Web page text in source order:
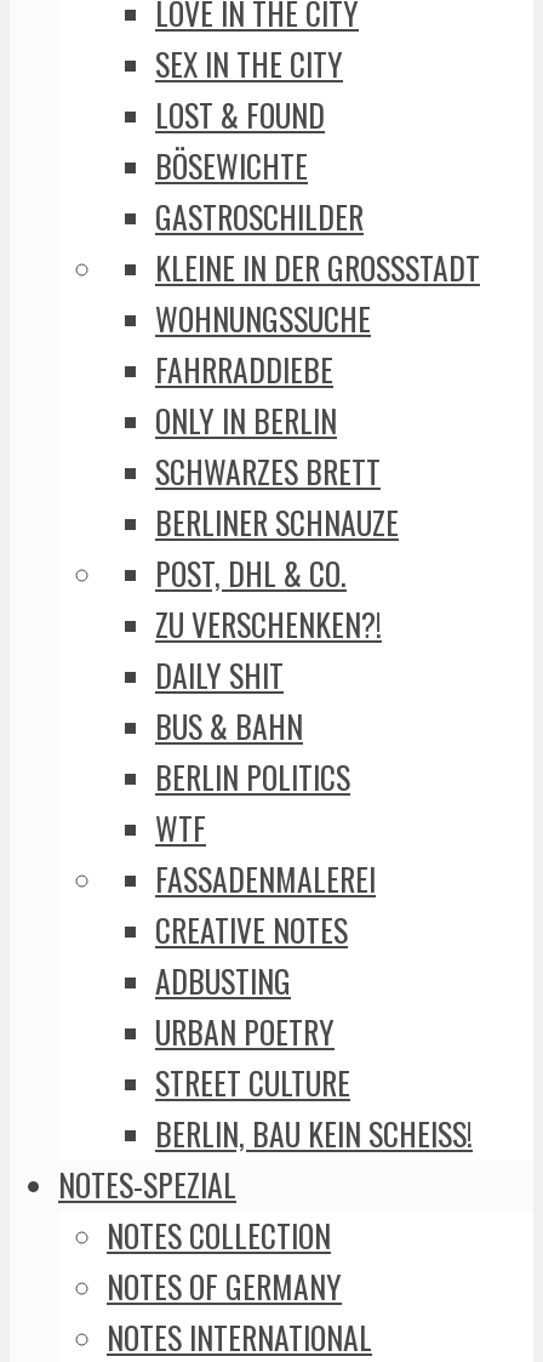
LOVE IN THE CITY
SEX IN THE CITY
LOST & FOUND
BÖSEWICHTE
GASTROSCHILDER
KLEINE IN DER GROSSSTADT
WOHNUNGSSUCHE
FAHRRADDIEBE
ONLY IN BERLIN
SCHWARZES BRETT
BERLINER SCHNAUZE
POST, DHL & CO.
ZU VERSCHENKEN?!
DAILY SHIT
BUS & BAHN
BERLIN POLITICS
WTF
FASSADENMALEREI
CREATIVE NOTES
ADBUSTING
URBAN POETRY
STREET CULTURE
BERLIN, BAU KEIN SCHEISS!
NOTES-SPEZIAL
NOTES COLLECTION
NOTES OF GERMANY
NOTES INTERNATIONAL